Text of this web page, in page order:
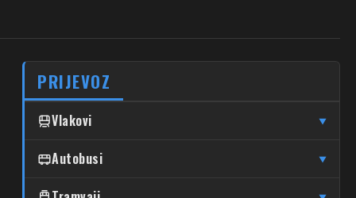
PRIJEVOZ
Vlakovi ▼
Čulinec Čulinec
Trnava Trnava
Autobusi ▼
DUBRAVA